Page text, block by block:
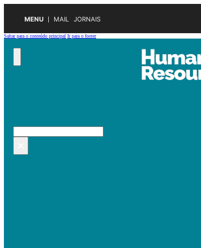
MENU MAIL JORNAIS
Saltar para o conteúdo principal Ir para o footer
Pesquisar